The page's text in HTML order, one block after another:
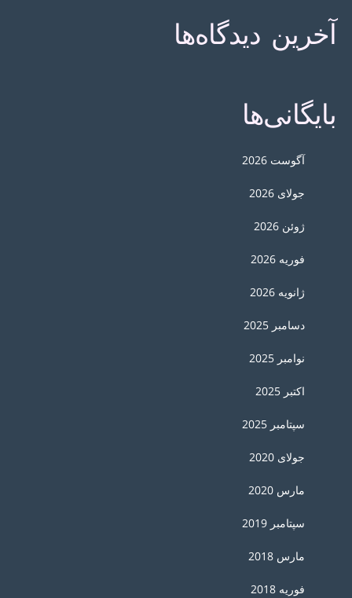
آخرین دیدگاه‌ها
بایگانی‌ها
آگوست 2026
جولای 2026
ژوئن 2026
فوریه 2026
ژانویه 2026
دسامبر 2025
نوامبر 2025
اکتبر 2025
سپتامبر 2025
جولای 2020
مارس 2020
سپتامبر 2019
مارس 2018
فوریه 2018